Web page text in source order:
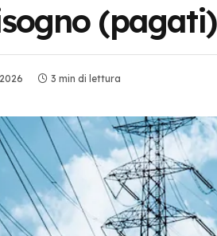
(pagati)
3 min di lettura